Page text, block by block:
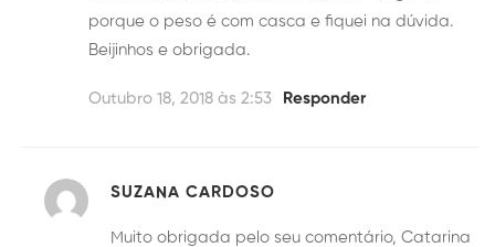
porque o peso é com casca e fiquei na dúvida.
Beijinhos e obrigada.
Outubro 18, 2018 às 2:53 Responder
SUZANA CARDOSO
Muito obrigada pelo seu comentário, Catarina